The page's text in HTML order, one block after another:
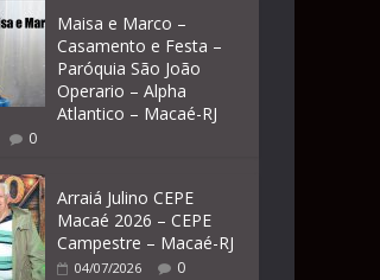
Maisa e Marco –
Casamento e Festa –
Paróquia São João
Operario – Alpha
Atlantico – Macaé-RJ
0
Arraiá Julino CEPE
Macaé 2026 – CEPE
Campestre – Macaé-RJ
04/07/2026 0